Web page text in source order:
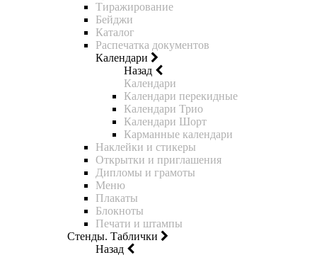
Тиражирование
Бейджи
Каталог
Распечатка документов
Календари
Назад
Календари
Календари перекидные
Календари Трио
Календари Шорт
Карманные календари
Наклейки и стикеры
Открытки и приглашения
Дипломы и грамоты
Меню
Плакаты
Блокноты
Печати и штампы
Стенды. Таблички
Назад